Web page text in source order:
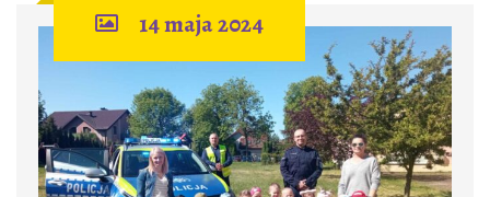
14 maja 2024